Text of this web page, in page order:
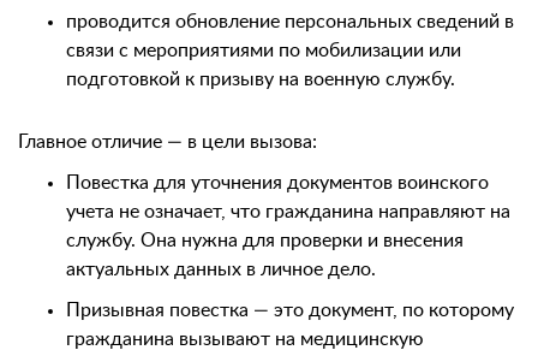
проводится обновление персональных сведений в
связи с мероприятиями по мобилизации или
подготовкой к призыву на военную службу.
Главное отличие — в цели вызова:
Повестка для уточнения документов воинского
учета не означает, что гражданина направляют на
службу. Она нужна для проверки и внесения
актуальных данных в личное дело.
Призывная повестка — это документ, по которому
гражданина вызывают на медицинскую